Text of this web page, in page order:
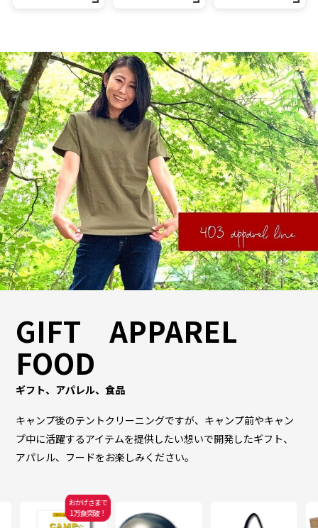
GIFT APPAREL
FOOD
ギフト、アパレル、食品
キャンプ後のテントクリーニングですが、キャンプ前やキャン
プ中に活躍するアイテムを提供したい想いで開発したギフト、
アパレル、フードをお楽しみください。
おかげさまで
1万食突破！